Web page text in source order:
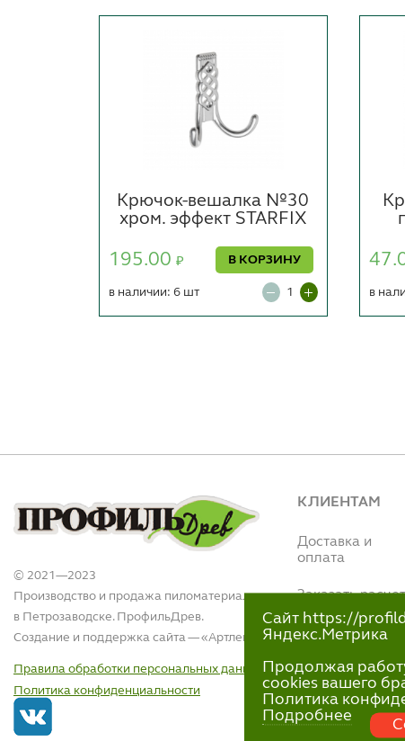
Крючок-вешалка №30
хром. эффект STARFIX
195.00 ₽ В КОРЗИНУ
в наличии: 6 шт в
© 2021—2023
Производство и продажа пиломатериалов
в Петрозаводске. ПрофильДрев.
Создание и поддержка сайта — «Артлекс
Правила обработки персональных данных
Политика конфиденциальности
КЛИЕНТАМ
Доставка и
оплата
Заказать
Интернет магазин
(Вытегорское ш.,
+7 (911)-418-
пн-пт 9:00 - 18:00
Сайт https://
Яндекс.Метрика
Продолжая
cookies вашего
Политика
Подробнее